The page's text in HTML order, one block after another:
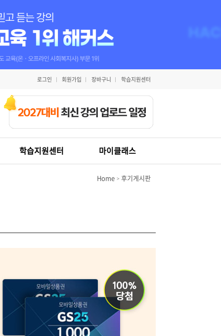
로그인 회원가입 장바구니 학습지원센터
학습지원센터 마이클래스
Home 후기게시판
박정훈 저자